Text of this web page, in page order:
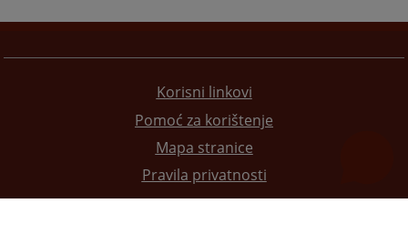
Korisni linkovi
Pomoć za korištenje
Mapa stranice
Pravila privatnosti